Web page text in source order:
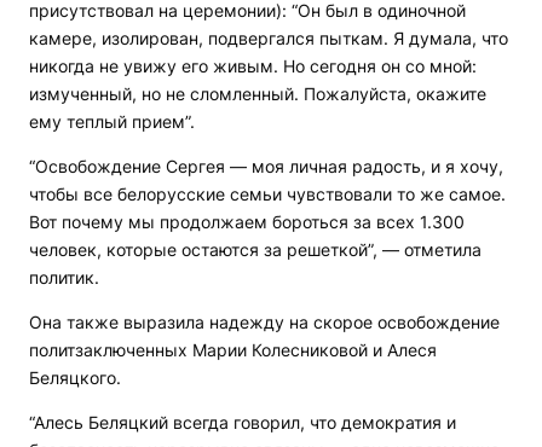
присутствовал на церемонии): “Он был в одиночной
камере, изолирован, подвергался пыткам. Я думала, что
никогда не увижу его живым. Но сегодня он со мной:
измученный, но не сломленный. Пожалуйста, окажите
ему теплый прием”.
“Освобождение Сергея — моя личная радость, и я хочу,
чтобы все белорусские семьи чувствовали то же самое.
Вот почему мы продолжаем бороться за всех 1.300
человек, которые остаются за решеткой”, — отметила
политик.
Она также выразила надежду на скорое освобождение
политзаключенных Марии Колесниковой и Алеся
Беляцкого.
“Алесь Беляцкий всегда говорил, что демократия и